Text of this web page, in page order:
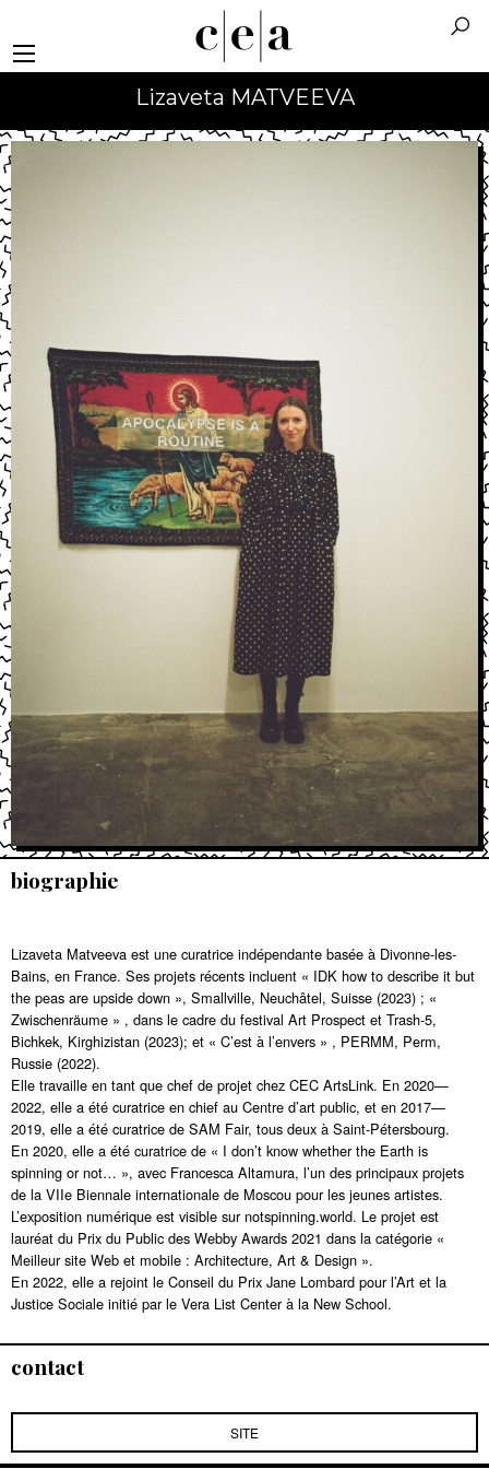
Lizaveta MATVEEVA
biographie
Lizaveta Matveeva est une curatrice indépendante basée à Divonne-les-
Bains, en France. Ses projets récents incluent « IDK how to describe it but
the peas are upside down », Smallville, Neuchâtel, Suisse (2023) ; «
Zwischenräume » , dans le cadre du festival Art Prospect et Trash-5,
Bichkek, Kirghizistan (2023); et « C’est à l’envers » , PERMM, Perm,
Russie (2022).
Elle travaille en tant que chef de projet chez CEC ArtsLink. En 2020—
2022, elle a été curatrice en chief au Centre d’art public, et en 2017—
2019, elle a été curatrice de SAM Fair, tous deux à Saint-Pétersbourg.
En 2020, elle a été curatrice de « I don’t know whether the Earth is
spinning or not… », avec Francesca Altamura, l’un des principaux projets
de la VIIe Biennale internationale de Moscou pour les jeunes artistes.
L’exposition numérique est visible sur notspinning.world. Le projet est
lauréat du Prix du Public des Webby Awards 2021 dans la catégorie «
Meilleur site Web et mobile : Architecture, Art & Design ».
En 2022, elle a rejoint le Conseil du Prix Jane Lombard pour l’Art et la
Justice Sociale initié par le Vera List Center à la New School.
contact
SITE